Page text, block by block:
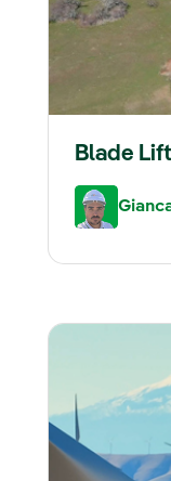
Blade